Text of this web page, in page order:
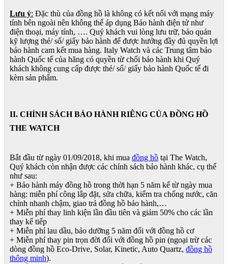
Lưu ý: Đặc thù của đồng hồ là không có kết nối với mạng máy
tính bên ngoài nên không thể áp dụng Bảo hành điện tử như
điện thoại, máy tính, …. Quý khách vui lòng lưu trữ, bảo quản
kỹ lượng thẻ/ sổ/ giấy bảo hành để được hưởng đầy đủ quyền lợi
bảo hành cam kết mua hàng. Italy Watch và các Trung tâm bảo
hành Quốc tế của hãng có quyền từ chối bảo hành khi Quý
khách không cung cấp được thẻ/ sổ/ giấy bảo hành Quốc tế đi
kèm sản phẩm.
II. CHÍNH SÁCH BẢO HÀNH RIÊNG CỦA ĐỒNG HỒ
THE WATCH
Bắt đầu từ ngày 01/09/2018, khi mua đồng hồ tại The Watch,
Quý khách còn nhận được các chính sách bảo hành khác, cụ thể
như sau:
+ Bảo hành máy đồng hồ trong thời hạn 5 năm kể từ ngày mua
hàng: miễn phí công lắp đặt, sửa chữa, kiểm tra chống nước, căn
chỉnh nhanh chậm, giao trả đồng hồ bảo hành,…
+ Miễn phí thay linh kiện lần đầu tiên và giảm 50% cho các lần
thay kế tiếp
+ Miễn phí lau dầu, bảo dưỡng 5 năm đối với đồng hồ cơ
+ Miễn phí thay pin trọn đời đối với đồng hồ pin (ngoại trừ các
dòng đồng hồ Eco-Drive, Solar, Kinetic, Auto Quartz, đồng hồ
thông minh).